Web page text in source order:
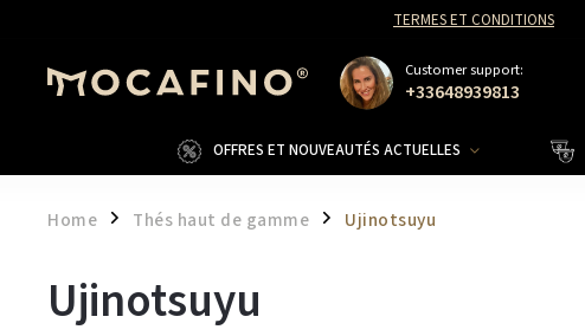
TERMES ET CONDITIONS
Customer support:
+33648939813
OFFRES ET NOUVEAUTÉS ACTUELLES
Home / Thés haut de gamme / Ujinotsuyu
Ujinotsuyu